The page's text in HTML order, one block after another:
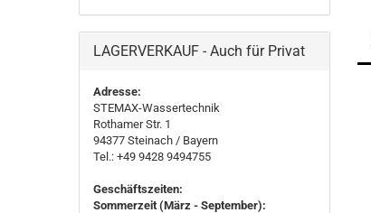
LAGERVERKAUF - Auch für Privat
Adresse:
STEMAX-Wassertechnik
Rothamer Str. 1
94377 Steinach / Bayern
Tel.: +49 9428 9494755
Geschäftszeiten:
Sommerzeit (März - September):